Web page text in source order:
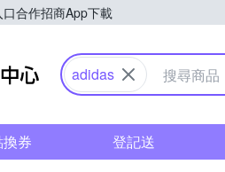
合作招商App下載
Yahoo購物中心
adidas
券 登記送